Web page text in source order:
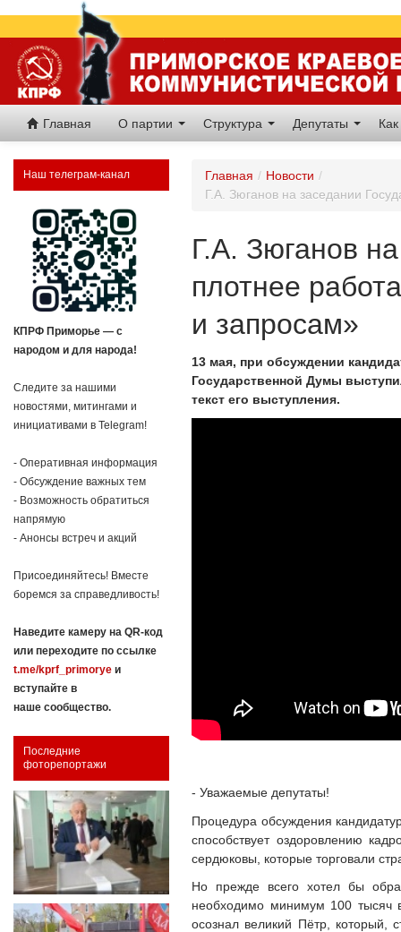
Главная О партии Структура Депутаты
Наш телеграм-канал
КПРФ Приморье — с
народом и для народа!
Следите за нашими
новостями, митингами и
инициативами в Telegram!
- Оперативная информация
- Обсуждение важных тем
- Возможность обратиться
напрямую
- Анонсы встреч и акций
Присоединяйтесь! Вместе
боремся за справедливость!
Наведите камеру на QR-код
или переходите по ссылке
t.me/kprf_primorye и
вступайте в
наше сообщество.
Последние
фоторепортажи
Главная / Новости /
Г.А. Зюганов на заседании
Г.А. Зюганов
плотнее
и запросам»
13 мая, при обсуждении
Государственной Думы
текст его выступления.
- Уважаемые депутаты!
Процедура обсуждения
способствует оздоровлению
сердюковы, которые торговали
Но прежде всего хотел бы
необходимо минимум 100 тысяч
осознал великий Пётр, который,